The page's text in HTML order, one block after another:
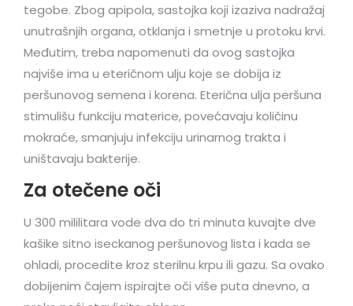
tegobe. Zbog apipola, sastojka koji izaziva nadražaj
unutrašnjih organa, otklanja i smetnje u protoku krvi.
Međutim, treba napomenuti da ovog sastojka
najviše ima u eteričnom ulju koje se dobija iz
peršunovog semena i korena. Eterična ulja peršuna
stimulišu funkciju materice, povećavaju količinu
mokraće, smanjuju infekciju urinarnog trakta i
uništavaju bakterije.
Za otečene oči
U 300 mililitara vode dva do tri minuta kuvajte dve
kašike sitno iseckanog peršunovog lista i kada se
ohladi, procedite kroz sterilnu krpu ili gazu. Sa ovako
dobijenim čajem ispirajte oči više puta dnevno, a